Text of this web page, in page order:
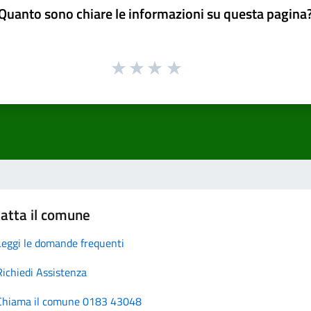
sono chiare le informazioni su questa
il comune
le domande frequenti
Assistenza
il comune 0183 43048